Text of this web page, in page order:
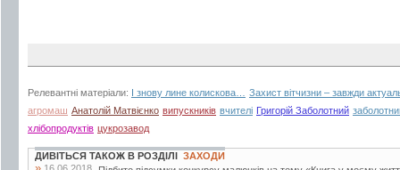
Релевантні матеріали: І знову лине колискова…
Захист вітчизни – завжди
агромаш Анатолій Матвієнко випускників вчителі Григорій Заболотний
хлібопродуктів цукрозавод
ДИВІТЬСЯ ТАКОЖ В РОЗДІЛІ ЗАХОДИ